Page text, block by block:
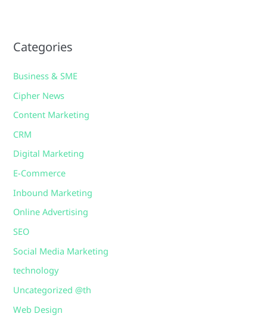
Categories
Business & SME
Cipher News
Content Marketing
CRM
Digital Marketing
E-Commerce
Inbound Marketing
Online Advertising
SEO
Social Media Marketing
technology
Uncategorized @th
Web Design